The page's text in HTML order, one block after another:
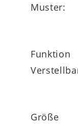
Muster:
Funktion
Größe